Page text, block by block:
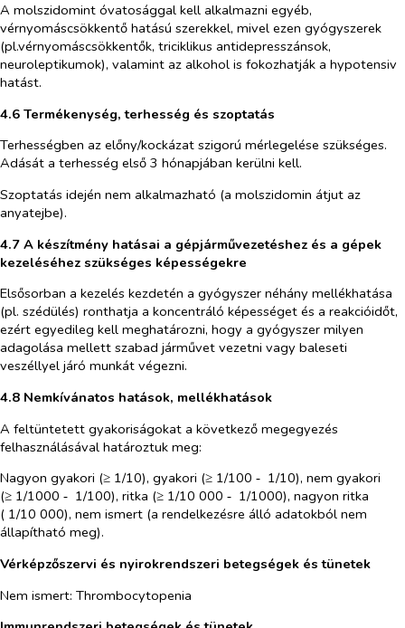
A molszidomint óvatosággal kell alkalmazni egyéb,
vérnyomáscsökkentő hatású szerekkel, mivel ezen gyógyszerek
(pl.vérnyomáscsökkentők, triciklikus antidepresszánsok,
neuroleptikumok), valamint az alkohol is fokozhatják a hypotensiv
hatást.
4.6 Termékenység, terhesség és szoptatás
Terhességben az előny/kockázat szigorú mérlegelése szükséges.
Adását a terhesség első 3 hónapjában kerülni kell.
Szoptatás idején nem alkalmazható (a molszidomin átjut az
anyatejbe).
4.7 A készítmény hatásai a gépjárművezetéshez és a gépek
kezeléséhez szükséges képességekre
Elsősorban a kezelés kezdetén a gyógyszer néhány mellékhatása
(pl. szédülés) ronthatja a koncentráló képességet és a reakcióidőt,
ezért egyedileg kell meghatározni, hogy a gyógyszer milyen
adagolása mellett szabad járművet vezetni vagy baleseti
veszéllyel járó munkát végezni.
4.8 Nemkívánatos hatások, mellékhatások
A feltüntetett gyakoriságokat a következő megegyezés
felhasználásával határoztuk meg:
Nagyon gyakori (≥ 1/10), gyakori (≥ 1/100 ‑ 1/10), nem gyakori
(≥ 1/1000 ‑ 1/100), ritka (≥ 1/10 000 ‑ 1/1000), nagyon ritka
( 1/10 000), nem ismert (a rendelkezésre álló adatokból nem
állapítható meg).
Vérképzőszervi és nyirokrendszeri betegségek és tünetek
Nem ismert: Thrombocytopenia